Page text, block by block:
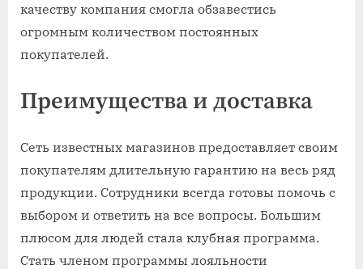
качеству компания смогла обзавестись
огромным количеством постоянных
покупателей.
Преимущества и доставка
Сеть известных магазинов предоставляет своим
покупателям длительную гарантию на весь ряд
продукции. Сотрудники всегда готовы помочь с
выбором и ответить на все вопросы. Большим
плюсом для людей стала клубная программа.
Стать членом программы лояльности